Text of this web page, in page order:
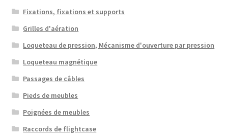
Fixations, fixations et supports
Grilles d'aération
Loqueteau de pression, Mécanisme d'ouverture par pression
Loqueteau magnétique
Passages de câbles
Pieds de meubles
Poignées de meubles
Raccords de flightcase